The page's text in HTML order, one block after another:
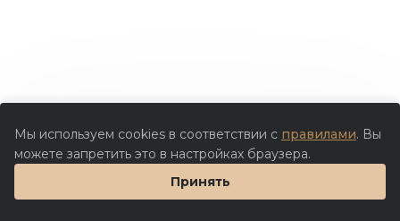
Мы используем cookies в соответствии с правилами. Вы
можете запретить это в настройках браузера.
Принять